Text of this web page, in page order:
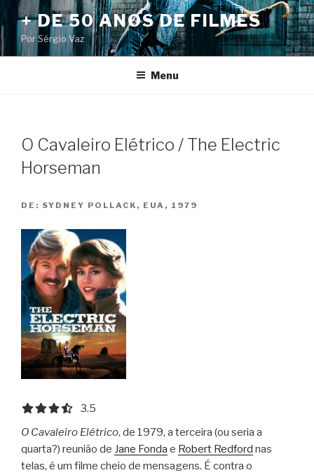
Pular
para
o
conteúdo
+ DE 50 ANOS DE FILMES
Por Sérgio Vaz
Menu
O Cavaleiro Elétrico / The Electric
Horseman
DE: SYDNEY POLLACK, EUA, 1979
3.5 out of 5.0 stars
3.5
O Cavaleiro Elétrico, de 1979, a terceira (ou seria a
quarta?) reunião de Jane Fonda e Robert Redford nas
telas, é um filme cheio de mensagens. É contra o